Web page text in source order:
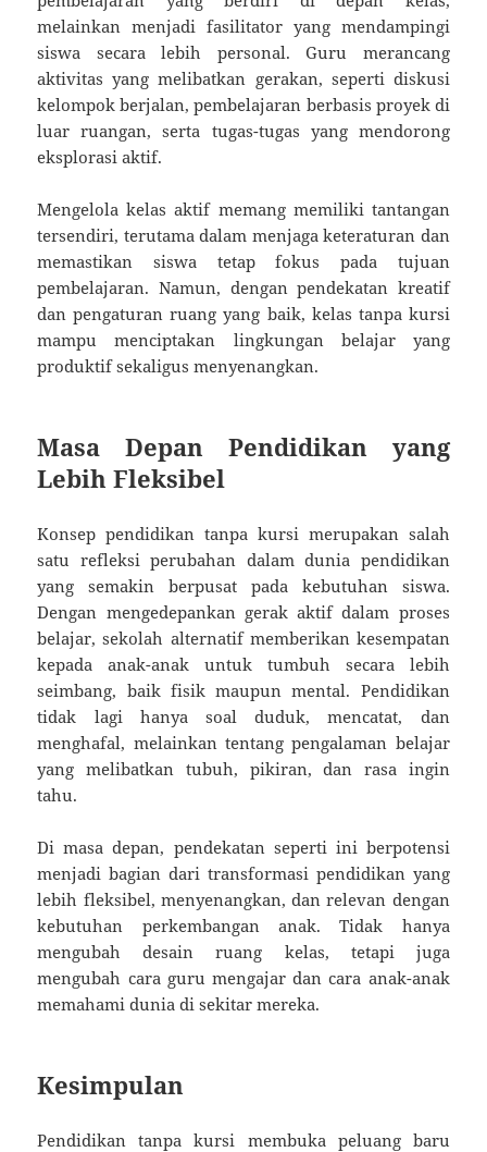
melainkan menjadi fasilitator yang mendampingi
siswa secara lebih personal. Guru merancang
aktivitas yang melibatkan gerakan, seperti diskusi
kelompok berjalan, pembelajaran berbasis proyek di
luar ruangan, serta tugas-tugas yang mendorong
eksplorasi aktif.
Mengelola kelas aktif memang memiliki tantangan
tersendiri, terutama dalam menjaga keteraturan dan
memastikan siswa tetap fokus pada tujuan
pembelajaran. Namun, dengan pendekatan kreatif
dan pengaturan ruang yang baik, kelas tanpa kursi
mampu menciptakan lingkungan belajar yang
produktif sekaligus menyenangkan.
Masa Depan Pendidikan yang
Lebih Fleksibel
Konsep pendidikan tanpa kursi merupakan salah
satu refleksi perubahan dalam dunia pendidikan
yang semakin berpusat pada kebutuhan siswa.
Dengan mengedepankan gerak aktif dalam proses
belajar, sekolah alternatif memberikan kesempatan
kepada anak-anak untuk tumbuh secara lebih
seimbang, baik fisik maupun mental. Pendidikan
tidak lagi hanya soal duduk, mencatat, dan
menghafal, melainkan tentang pengalaman belajar
yang melibatkan tubuh, pikiran, dan rasa ingin
tahu.
Di masa depan, pendekatan seperti ini berpotensi
menjadi bagian dari transformasi pendidikan yang
lebih fleksibel, menyenangkan, dan relevan dengan
kebutuhan perkembangan anak. Tidak hanya
mengubah desain ruang kelas, tetapi juga
mengubah cara guru mengajar dan cara anak-anak
memahami dunia di sekitar mereka.
Kesimpulan
Pendidikan tanpa kursi membuka peluang baru